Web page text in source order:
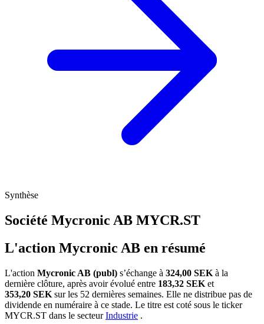
Synthèse
Société Mycronic AB MYCR.ST
L'action Mycronic AB en résumé
L'action Mycronic AB (publ) s’échange à 324,00 SEK à la
dernière clôture, après avoir évolué entre 183,32 SEK et
353,20 SEK sur les 52 dernières semaines. Elle ne distribue pas de
dividende en numéraire à ce stade. Le titre est coté sous le ticker
MYCR.ST dans le secteurIndustrie .